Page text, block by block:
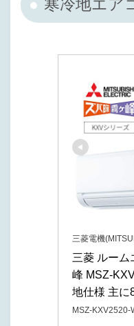
寒冷地エア
三菱電機
三菱 ルーム
峰 MSZ-
地仕様 主に
MSZ-KXV2520-